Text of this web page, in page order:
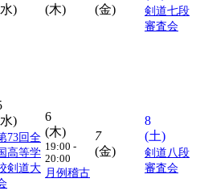
)
(木)
(金)
剣道七段
審査会
)
73回全
高等学
剣道大
6
(木)
19:00 -
20:00
月例稽古
7
(金)
8
(土)
剣道八段
審査会